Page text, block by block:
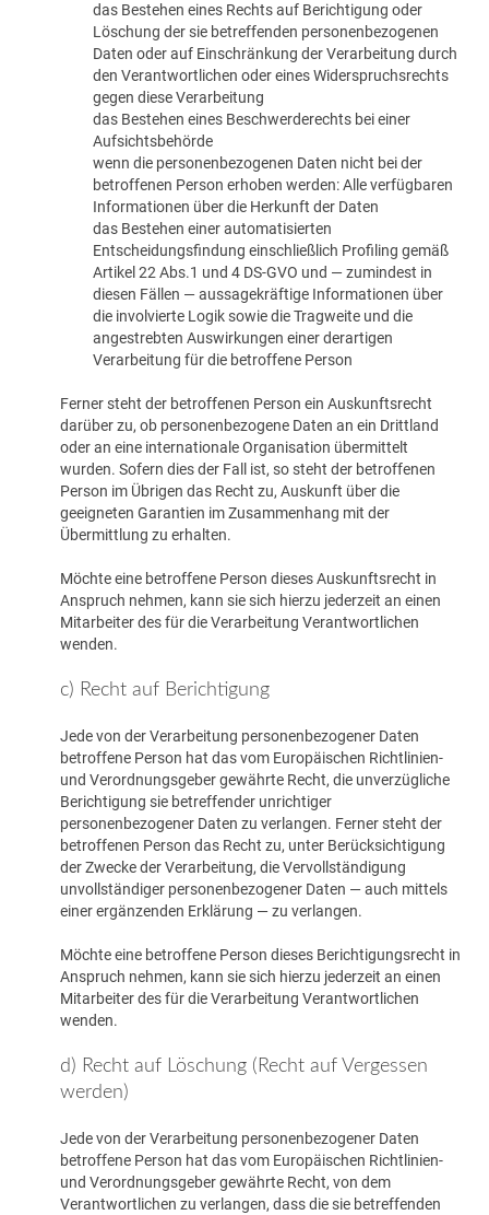
das Bestehen eines Rechts auf Berichtigung oder
Löschung der sie betreffenden personenbezogenen
Daten oder auf Einschränkung der Verarbeitung durch
den Verantwortlichen oder eines Widerspruchsrechts
gegen diese Verarbeitung
das Bestehen eines Beschwerderechts bei einer
Aufsichtsbehörde
wenn die personenbezogenen Daten nicht bei der
betroffenen Person erhoben werden: Alle verfügbaren
Informationen über die Herkunft der Daten
das Bestehen einer automatisierten
Entscheidungsfindung einschließlich Profiling gemäß
Artikel 22 Abs.1 und 4 DS-GVO und — zumindest in
diesen Fällen — aussagekräftige Informationen über
die involvierte Logik sowie die Tragweite und die
angestrebten Auswirkungen einer derartigen
Verarbeitung für die betroffene Person
Ferner steht der betroffenen Person ein Auskunftsrecht
darüber zu, ob personenbezogene Daten an ein Drittland
oder an eine internationale Organisation übermittelt
wurden. Sofern dies der Fall ist, so steht der betroffenen
Person im Übrigen das Recht zu, Auskunft über die
geeigneten Garantien im Zusammenhang mit der
Übermittlung zu erhalten.
Möchte eine betroffene Person dieses Auskunftsrecht in
Anspruch nehmen, kann sie sich hierzu jederzeit an einen
Mitarbeiter des für die Verarbeitung Verantwortlichen
wenden.
c) Recht auf Berichtigung
Jede von der Verarbeitung personenbezogener Daten
betroffene Person hat das vom Europäischen Richtlinien-
und Verordnungsgeber gewährte Recht, die unverzügliche
Berichtigung sie betreffender unrichtiger
personenbezogener Daten zu verlangen. Ferner steht der
betroffenen Person das Recht zu, unter Berücksichtigung
der Zwecke der Verarbeitung, die Vervollständigung
unvollständiger personenbezogener Daten — auch mittels
einer ergänzenden Erklärung — zu verlangen.
Möchte eine betroffene Person dieses Berichtigungsrecht in
Anspruch nehmen, kann sie sich hierzu jederzeit an einen
Mitarbeiter des für die Verarbeitung Verantwortlichen
wenden.
d) Recht auf Löschung (Recht auf Vergessen
werden)
Jede von der Verarbeitung personenbezogener Daten
betroffene Person hat das vom Europäischen Richtlinien-
und Verordnungsgeber gewährte Recht, von dem
Verantwortlichen zu verlangen, dass die sie betreffenden